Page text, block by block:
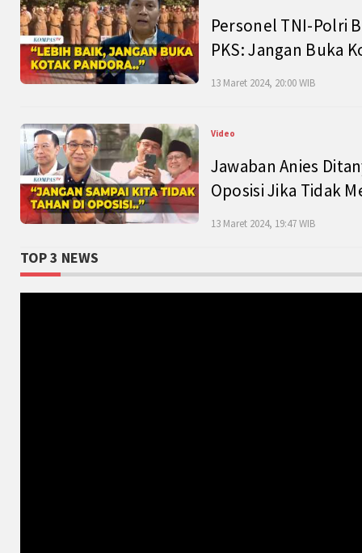
Personel TNI-Polri
PKS: Jangan Buka
13 Maret 2024, 20:00 WIB
Video
Jawaban Anies
Oposisi Jika Tidak
13 Maret 2024, 19:47 WIB
TOP 3 NEWS